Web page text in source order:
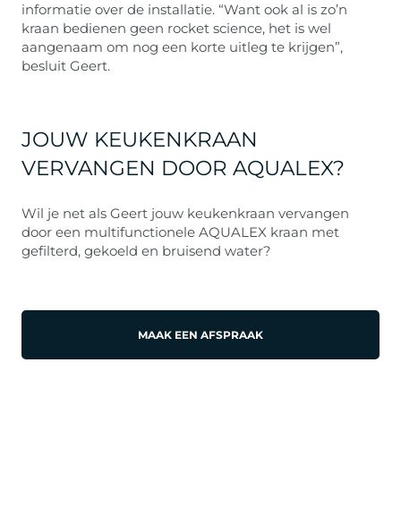
informatie over de installatie. “Want ook al is zo’n
kraan bedienen geen rocket science, het is wel
aangenaam om nog een korte uitleg te krijgen”,
besluit Geert.
JOUW KEUKENKRAAN
VERVANGEN DOOR AQUALEX?
Wil je net als Geert jouw keukenkraan vervangen
door een multifunctionele AQUALEX kraan met
gefilterd, gekoeld en bruisend water?
MAAK EEN AFSPRAAK